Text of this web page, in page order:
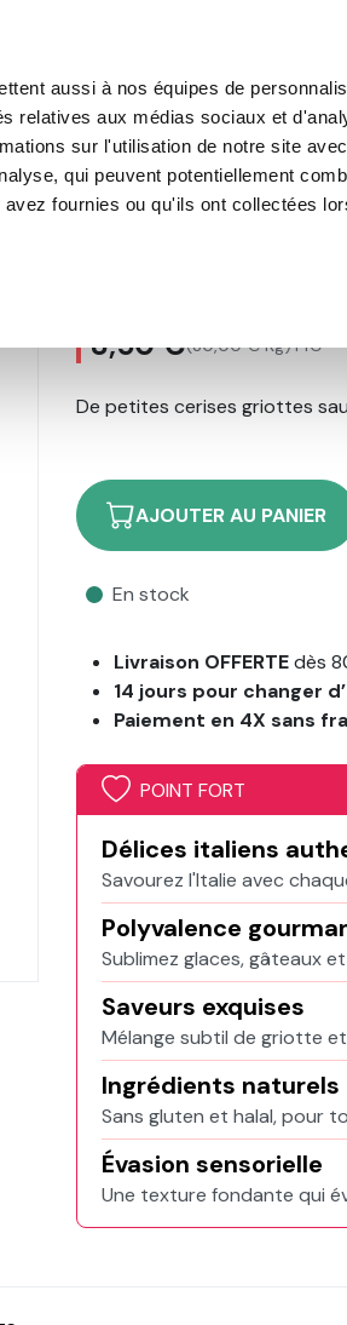
aussi à nos équipes de
relatives aux médias sociaux et
sur l'utilisation de notre site
qui peuvent potentiellement
fournies ou qu'ils ont collectées
À CAFÉ MACHINE À GLACE
8,50 €(30,00 € Kg)TTC
De petites cerises griottes
AJOUTER AU PANIER
En stock
Livraison OFFERTEdès
14 jours pour changer
Paiement en 4X sans
POINT FORT
Délices italiens
Savourez l'Italie avec
Polyvalence
Sublimez glaces, gâteaux
Saveurs exquises
Mélange subtil de griotte
Ingrédients naturels
Sans gluten et halal, pour
Évasion sensorielle
Une texture fondante qui